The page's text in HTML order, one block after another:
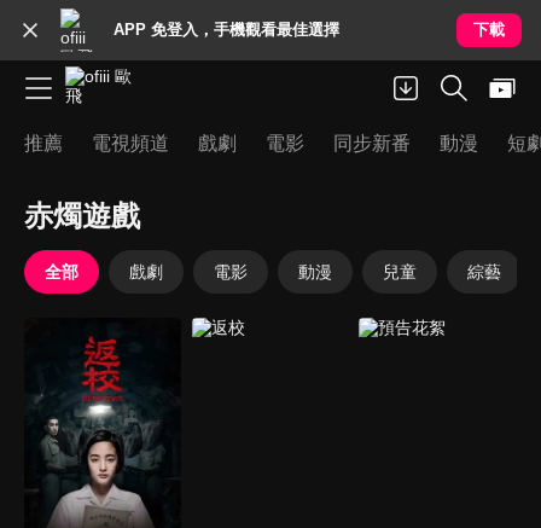
APP 免登入，手機觀看最佳選擇 下載
推薦 電視頻道 戲劇 電影 同步新番 動漫 短
赤燭遊戲
全部 戲劇 電影 動漫 兒童 綜藝